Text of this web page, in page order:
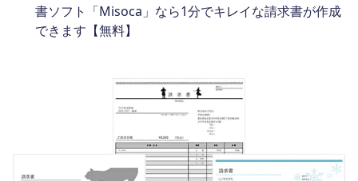
書ソフト「Misoca」なら1分でキレイな請求書が作成
できます【無料】